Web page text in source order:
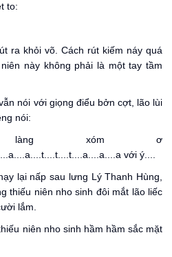
to:
ra khỏi võ. Cách rút kiếm náy quá
này không phải là một tay tầm
nói với giọng điểu bởn cợt, lão lùi
nói:
làng xóm ơ
với ý....
lại nấp sau lưng Lý Thanh Hùng,
thiếu niên nho sinh đôi mắt lão liếc
lắm.
niên nho sinh hầm hầm sắc mặt